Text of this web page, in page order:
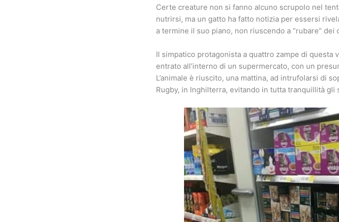
Certe creature non si fanno alcuno scrupolo nel
nutrirsi, ma un gatto ha fatto notizia per essersi
a termine il suo piano, non riuscendo a “rubare” dei
Il simpatico protagonista a quattro zampe di questa
entrato all’interno di un supermercato, con un
L’animale è riuscito, una mattina, ad intrufolarsi di
Rugby, in Inghilterra, evitando in tutta tranquillità